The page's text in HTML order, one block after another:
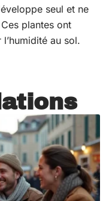
seul et ne
plantes ont
au sol.